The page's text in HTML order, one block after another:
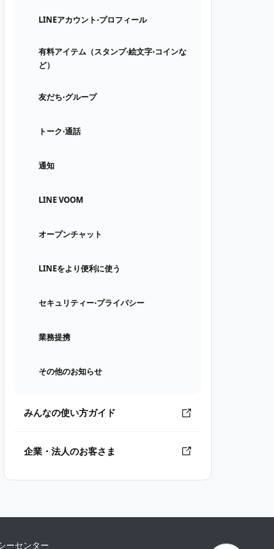
LINEアカウント⋅プロフィール
有料アイテム（スタンプ⋅絵文字⋅コインな
ど）
友だち⋅グループ
トーク⋅通話
通知
LINE VOOM
オープンチャット
LINEをより便利に使う
セキュリティー⋅プライバシー
業務提携
その他のお知らせ
みんなの使い方ガイド
企業・法人のお客さま
ーセンター